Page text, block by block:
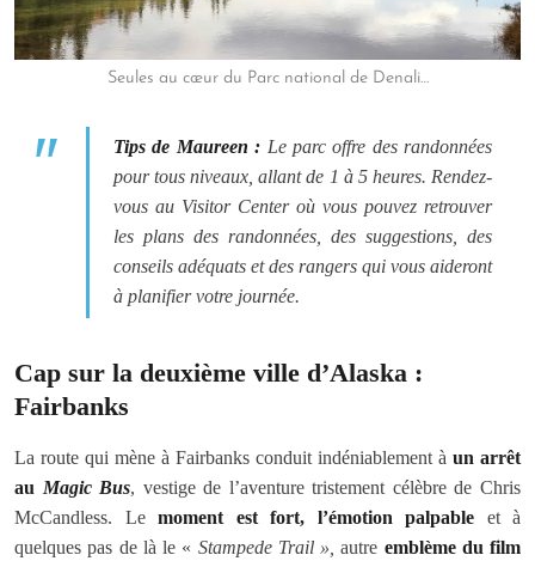
Seules au cœur du Parc national de Denali…
Tips de Maureen : Le parc offre des randonnées
pour tous niveaux, allant de 1 à 5 heures. Rendez-
vous au Visitor Center où vous pouvez retrouver
les plans des randonnées, des suggestions, des
conseils adéquats et des rangers qui vous aideront
à planifier votre journée.
Cap sur la deuxième ville d’Alaska :
Fairbanks
La route qui mène à Fairbanks conduit indéniablement à un arrêt
au Magic Bus, vestige de l’aventure tristement célèbre de Chris
McCandless. Le moment est fort, l’émotion palpable et à
quelques pas de là le « Stampede Trail »,autre emblème du film